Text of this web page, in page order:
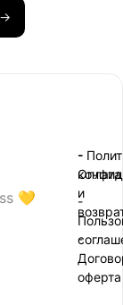
💛
-
-
-
Оплата
и
-
оферта